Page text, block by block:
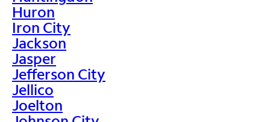
Huron
Iron City
Jackson
Jasper
Jefferson City
Jellico
Joelton